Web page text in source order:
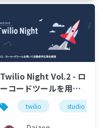
webrtc api
Twilio Night Vol.2 - ロ
ーコードツールを用い
て自動音声応答を実現
twilio studio